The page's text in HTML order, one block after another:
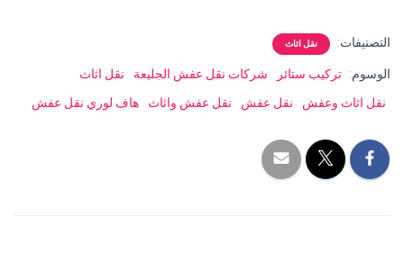
التصنيفات: نقل اثاث
الوسوم: تركيب ستائر شركات نقل عفش الجليعة
نقل اثاث
نقل اثاث وعفش
نقل عفش نقل عفش واثاث هاف لوري نقل عفش